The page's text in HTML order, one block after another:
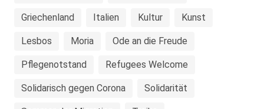
Griechenland Italien Kultur Kunst
Lesbos Moria Ode an die Freude
Pflegenotstand Refugees Welcome
Solidarisch gegen Corona Solidarität